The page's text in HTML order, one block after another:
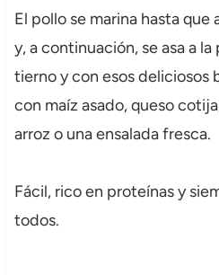
El pollo se marina hasta
y, a continuación, se asa a
tierno y con esos deliciosos
con maíz asado, queso
arroz o una ensalada fresca.
Fácil, rico en proteínas y
todos.